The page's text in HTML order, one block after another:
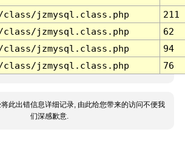
class/jzmysql.class.php
211
class/jzmysql.class.php
62
class/jzmysql.class.php
94
class/jzmysql.class.php 76
将此出错信息详细记录, 由此给您带来的访问不便我
们深感歉意.